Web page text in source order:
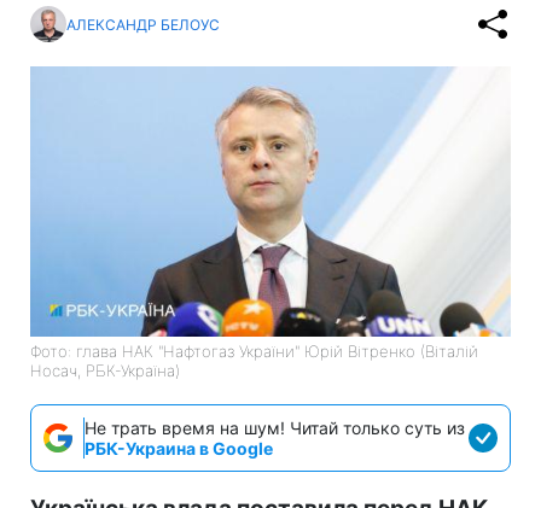
АЛЕКСАНДР БЕЛОУС
Фото: глава НАК "Нафтогаз України" Юрій Вітренко (Віталій
Носач, РБК-Україна)
Не трать время на шум! Читай только суть из
РБК-Украина в Google